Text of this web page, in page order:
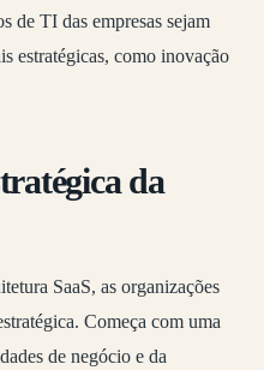
de TI das empresas sejam
estratégicas, como inovação
da
SaaS, as organizações
Começa com uma
de negócio e da